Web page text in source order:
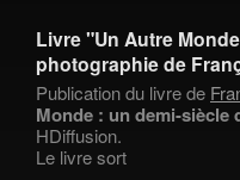
Livre "Un Autre
photographie de
Publication du livre de
Monde : un demi-siècle
HDiffusion.
Le livre sort